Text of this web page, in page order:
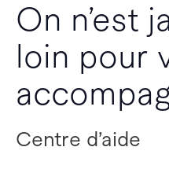
On n’est
loin pour
Centre d’aide